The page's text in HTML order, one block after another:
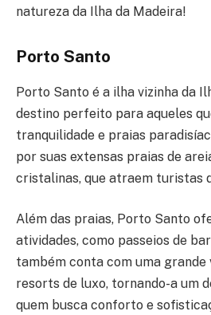
natureza da Ilha da Madeira!
Porto Santo
Porto Santo é a ilha vizinha da
destino perfeito para aqueles
tranquilidade e praias
por suas extensas praias de
cristalinas, que atraem turistas
Além das praias, Porto Santo
atividades, como passeios de
também conta com uma grande
resorts de luxo, tornando-a um
quem busca conforto e